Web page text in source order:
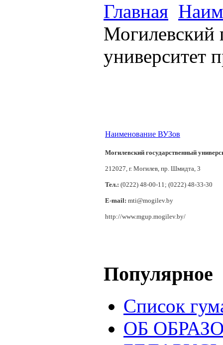
Главная
Могилевский
университет
Наименование ВУЗов
Могилевский государственный
212027, г. Могилев, пр. Шмидта, 3
Тел.: (0222) 48-00-11; (0222) 48-33-30
E-mail: mti@mogilev.by
http://www.mgup.mogilev.by/
Популярное
Список
ОБ